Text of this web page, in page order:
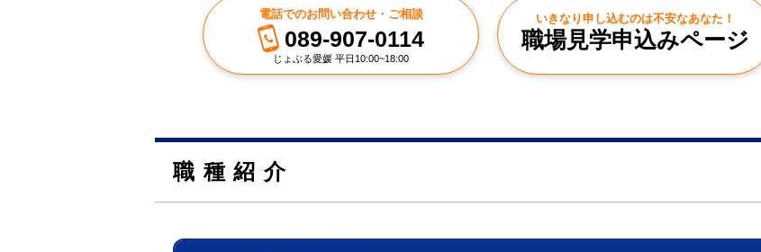
電話でのお問い合わせ・ご相談
089-907-0114
じょぶる愛媛 平日10:00~18:00
いきなり申し込むのは不安なあなた！
職場見学申込みページ
職種紹介